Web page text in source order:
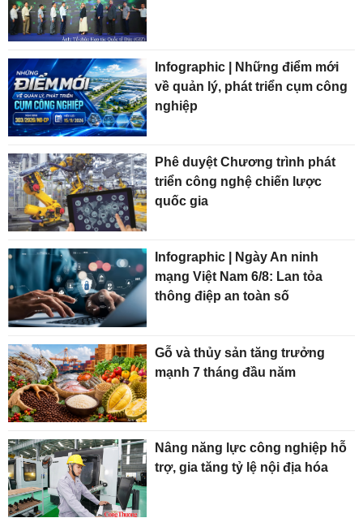
Infographic | Những điểm mới
về quản lý, phát triển cụm công
nghiệp
Phê duyệt Chương trình phát
triển công nghệ chiến lược
quốc gia
Infographic | Ngày An ninh
mạng Việt Nam 6/8: Lan tỏa
thông điệp an toàn số
Gỗ và thủy sản tăng trưởng
mạnh 7 tháng đầu năm
Nâng năng lực công nghiệp hỗ
trợ, gia tăng tỷ lệ nội địa hóa